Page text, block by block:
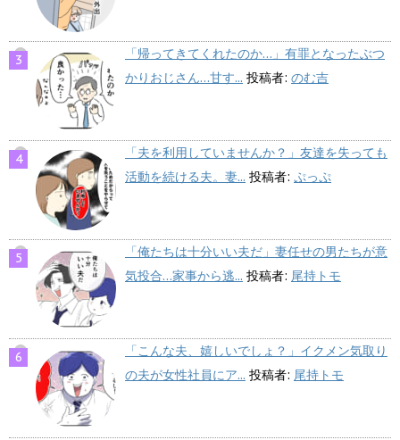
「帰ってきてくれたのか…」有罪となったぶつ
かりおじさん…甘す... 投稿者: のむ吉
「夫を利用していませんか？」友達を失っても
活動を続ける夫。妻... 投稿者: ぷっぷ
「俺たちは十分いい夫だ」妻任せの男たちが意
気投合…家事から逃... 投稿者: 尾持トモ
「こんな夫、嬉しいでしょ？」イクメン気取り
の夫が女性社員にア... 投稿者: 尾持トモ